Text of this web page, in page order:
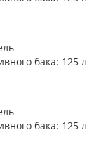
бака: 125 л
бака: 125 л